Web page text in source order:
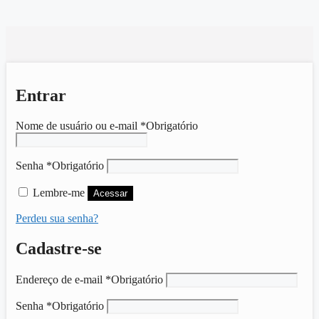
Entrar
Nome de usuário ou e-mail *Obrigatório
Senha *Obrigatório
Lembre-me Acessar
Perdeu sua senha?
Cadastre-se
Endereço de e-mail *Obrigatório
Senha *Obrigatório